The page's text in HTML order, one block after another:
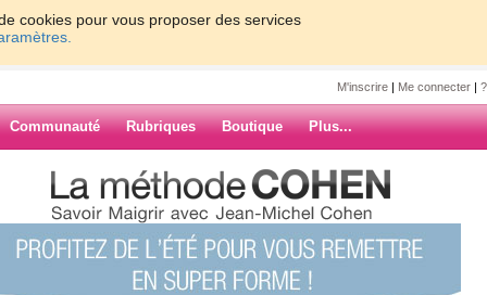
cookies pour vous proposer des services
M'inscrire | Me connecter |
Communauté Rubriques Boutique Plus...
coucou